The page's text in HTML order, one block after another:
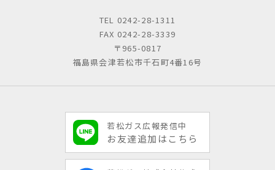
TEL 0242-28-1311
FAX 0242-28-3339
〒965-0817
福島県会津若松市千石町4番16号
若松ガス広報発信中
お友達追加はこちら